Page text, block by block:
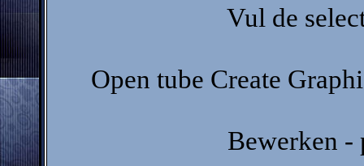
Vul de
Open tube Create
Bewerken -